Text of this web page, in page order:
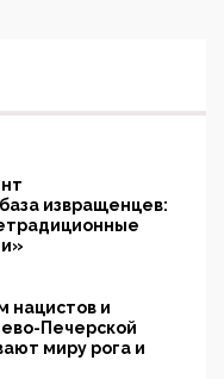
извращенцев:
нацистов и
Печерской
миру рога и